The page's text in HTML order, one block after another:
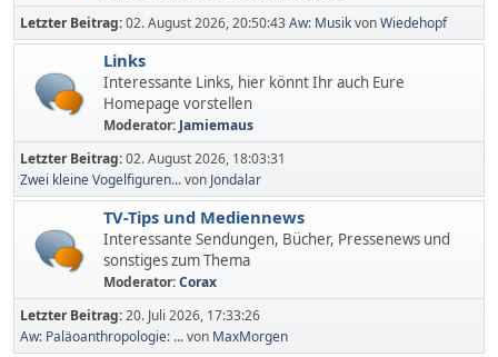
Letzter Beitrag:02. August 2026, 20:50:43Aw: MusikvonWiedehopf
Links
Interessante Links, hier könnt Ihr auch Eure
Homepage vorstellen
Moderator: Jamiemaus
Letzter Beitrag:02. August 2026, 18:03:31
Zwei kleine Vogelfiguren...von Jondalar
TV-Tips und Mediennews
Interessante Sendungen, Bücher, Pressenews und
sonstiges zum Thema
Moderator:Corax
Letzter Beitrag:20. Juli 2026, 17:33:26
Aw: Paläoanthropologie: ...von MaxMorgen